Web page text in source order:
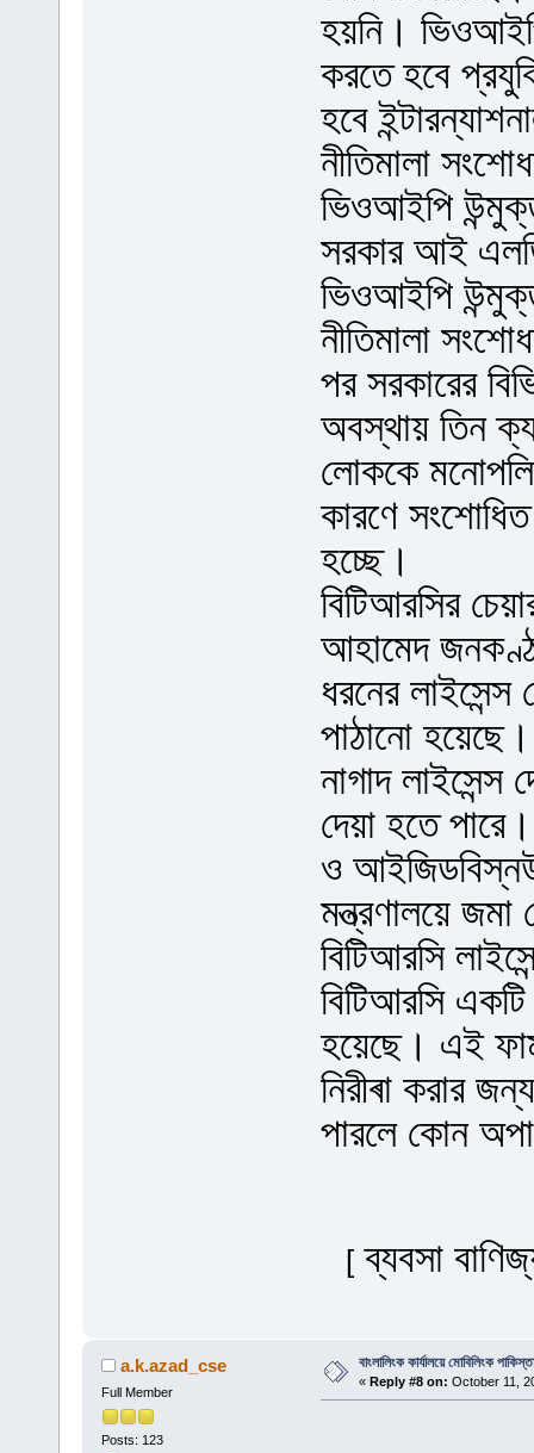
হয়নি।
করতে হবে
হবে
নীতিমালা
ভিওআইপি
সরকার আই
ভিওআইপি
নীতিমালা
পর সরকারের
অবস্থায় তিন
লোককে
কারণে সংশোধিত
হচ্ছে।
বিটিআরসির
আহামেদ
ধরনের লাইসেন্স
পাঠানো
নাগাদ
দেয়া হতে
ও
মন্ত্রণালয়ে
বিটিআরসি
বিটিআরসি একটি
হয়েছে। এই
নিরীৰা করার
পারলে কোন
[ব্যবসা
a.k.azad_cse
Full Member
Posts: 123
বাংলালিংক কার্যালয়ে মোবিলিংক
« Reply #8 on: October 11,